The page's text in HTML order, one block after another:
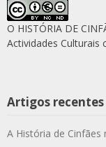
O HISTÓRIA DE
Actividades Culturais
Artigos recentes
A História de